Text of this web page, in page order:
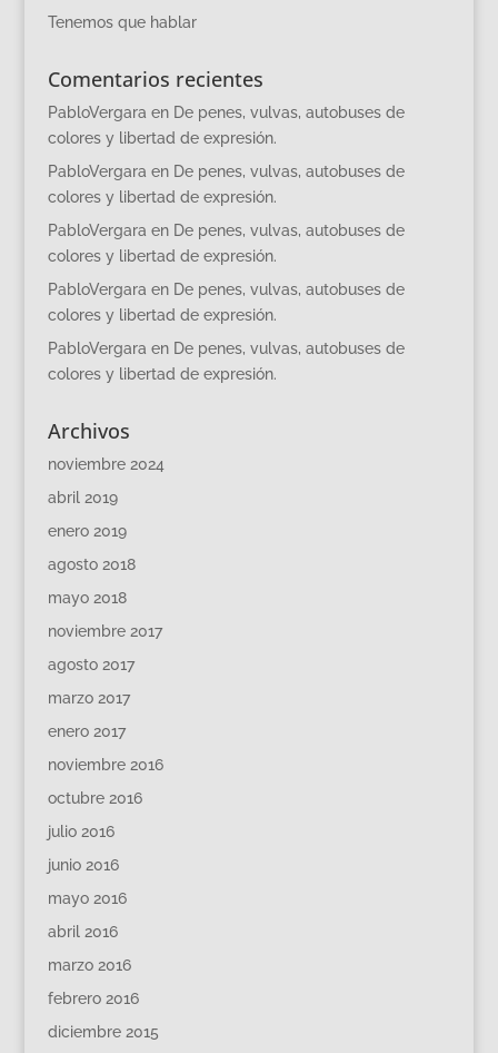
Tenemos que hablar
Comentarios recientes
PabloVergara en De penes, vulvas, autobuses de
colores y libertad de expresión.
PabloVergara en De penes, vulvas, autobuses de
colores y libertad de expresión.
PabloVergara en De penes, vulvas, autobuses de
colores y libertad de expresión.
PabloVergara en De penes, vulvas, autobuses de
colores y libertad de expresión.
PabloVergara en De penes, vulvas, autobuses de
colores y libertad de expresión.
Archivos
noviembre 2024
abril 2019
enero 2019
agosto 2018
mayo 2018
noviembre 2017
agosto 2017
marzo 2017
enero 2017
noviembre 2016
octubre 2016
julio 2016
junio 2016
mayo 2016
abril 2016
marzo 2016
febrero 2016
diciembre 2015